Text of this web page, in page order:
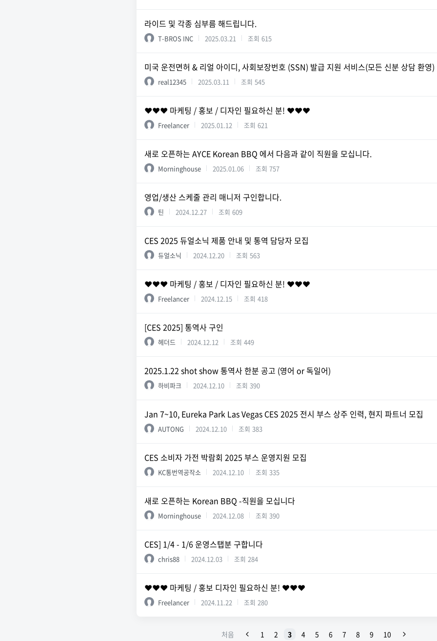
라이드 및 각종 심부름 해드립니다.
T-BROS INC 2025.03.21 조회 615
미국 운전면허 & 리얼 아이디, 사회보장번호 (SSN) 발급 지원 서비스(모든 신분 상담 환영)
real12345 2025.03.11 조회 545
❤️❤️❤️ 마케팅 / 홍보 / 디자인 필요하신 분! ❤️❤️❤️
Freelancer 2025.01.12 조회 621
새로 오픈하는 AYCE Korean BBQ 에서 다음과 같이 직원을 모십니다.
Morninghouse 2025.01.06 조회 757
영업/생산 스케줄 관리 매니저 구인합니다.
틴 2024.12.27 조회 609
CES 2025 듀얼소닉 제품 안내 및 통역 담당자 모집
듀얼소닉 2024.12.20 조회 563
❤️❤️❤️ 마케팅 / 홍보 / 디자인 필요하신 분! ❤️❤️❤️
Freelancer 2024.12.15 조회 418
[CES 2025] 통역사 구인
헤더드 2024.12.12 조회 449
2025.1.22 shot show 통역사 한분 공고 (영어 or 독일어)
하비파크 2024.12.10 조회 390
Jan 7~10, Eureka Park Las Vegas CES 2025 전시 부스 상주 인력, 현지 파트너 모집
AUTONG 2024.12.10 조회 383
CES 소비자 가전 박람회 2025 부스 운영지원 모집
KC통번역공작소 2024.12.10 조회 335
새로 오픈하는 Korean BBQ -직원을 모십니다
Morninghouse 2024.12.08 조회 390
CES] 1/4 - 1/6 운영스탭분 구합니다
chris88 2024.12.03 조회 284
❤️❤️❤️ 마케팅 / 홍보 디자인 필요하신 분! ❤️❤️❤️
Freelancer 2024.11.22 조회 280
처음 1 2 3 4 5 6 7 8 9 10